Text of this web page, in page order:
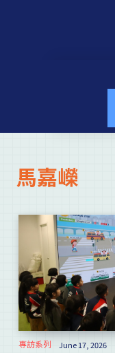
馬嘉嶸
專訪系列 June 17, 2026